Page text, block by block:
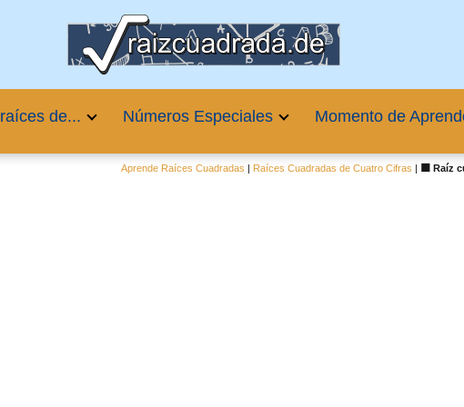
de... Números Especiales Momento de
Aprende Raíces Cuadradas | Raíces Cuadradas de Cuatro Cifras | 🟦 Raíz